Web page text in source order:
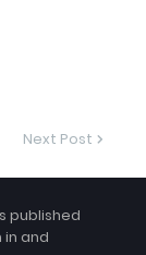
Next Post
published
and